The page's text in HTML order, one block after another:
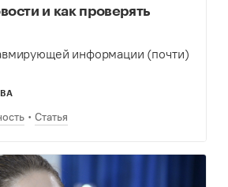
и как проверять
информации (почти)
Статья